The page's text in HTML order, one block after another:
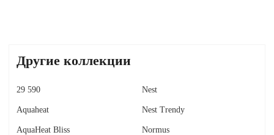
Другие коллекции
29 590
Aquaheat
AquaHeat Bliss
Nest
Nest Trendy
Normus